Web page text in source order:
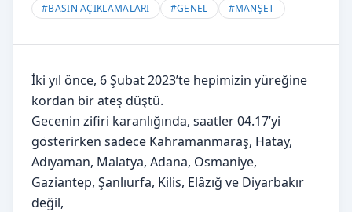
#BASIN AÇIKLAMALARI #GENEL #MANŞET
İki yıl önce, 6 Şubat 2023’te hepimizin yüreğine
kordan bir ateş düştü.
Gecenin zifiri karanlığında, saatler 04.17’yi
gösterirken sadece Kahramanmaraş, Hatay,
Adıyaman, Malatya, Adana, Osmaniye,
Gaziantep, Şanlıurfa, Kilis, Elâzığ ve Diyarbakır
değil,